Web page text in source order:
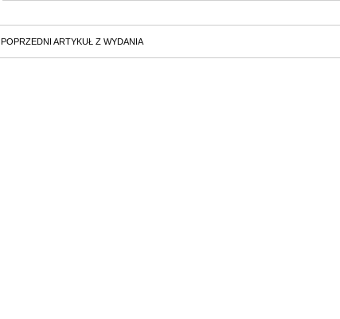
POPRZEDNI ARTYKUŁ Z WYDANIA